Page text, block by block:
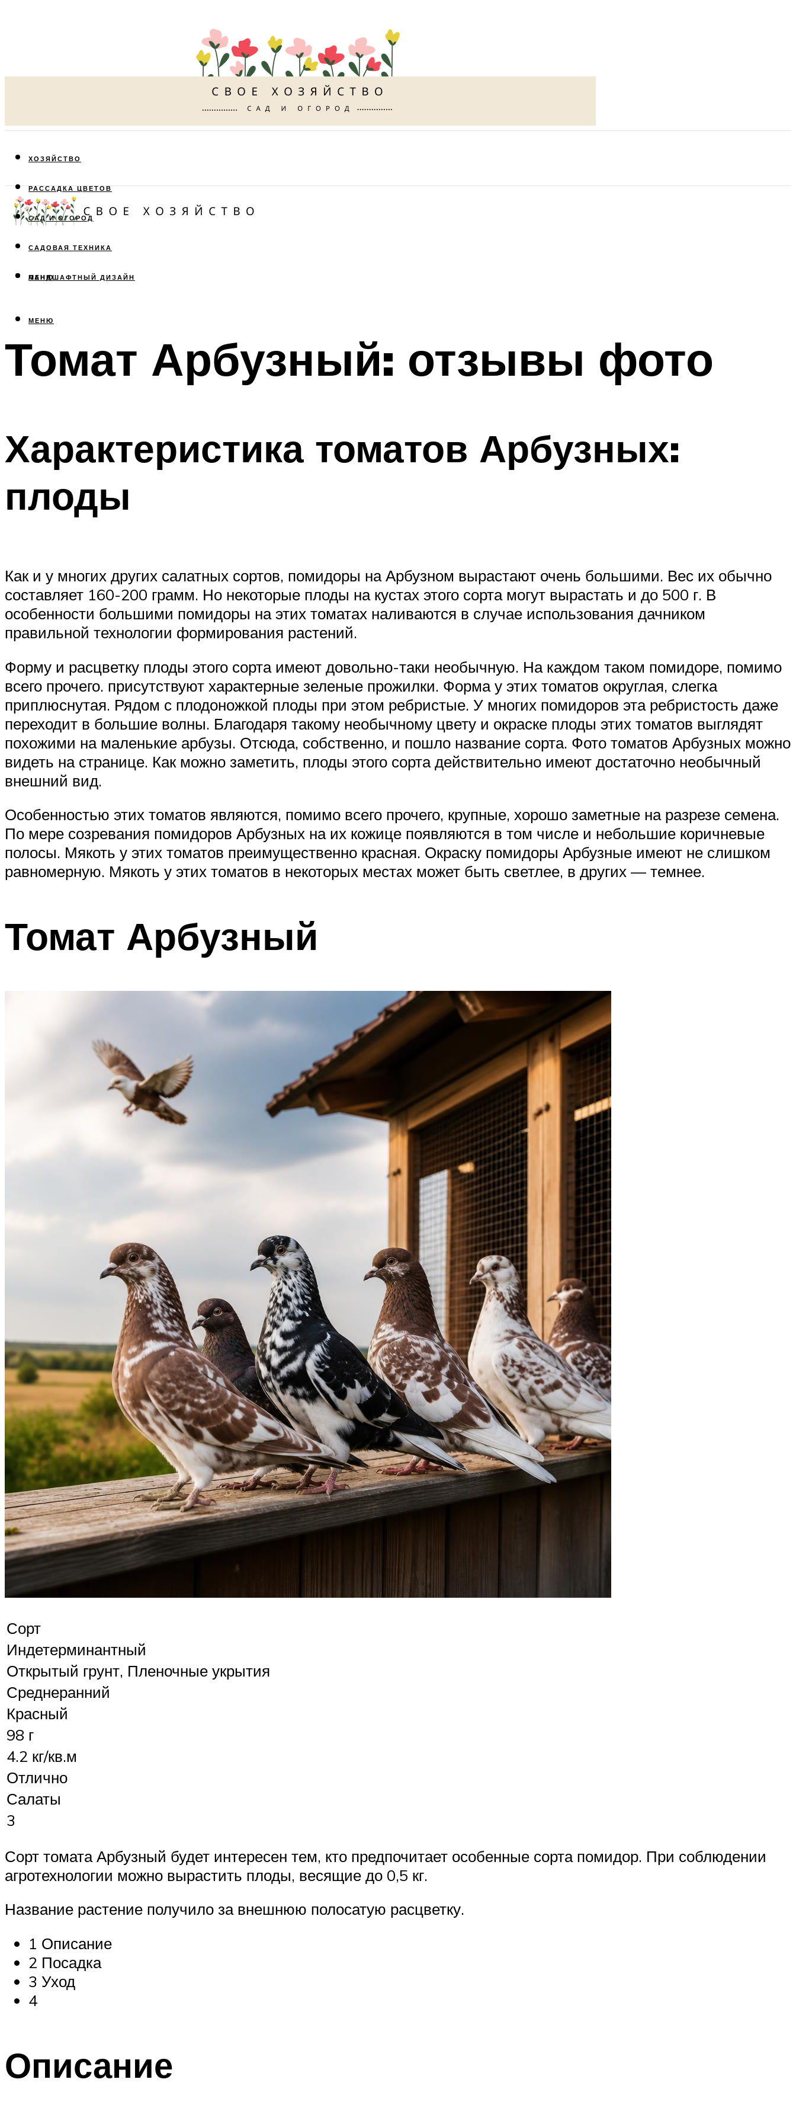
ХОЗЯЙСТВО
РАССАДКА ЦВЕТОВ
САД И ОГОРОД
САДОВАЯ ТЕХНИКА
ЛАНДШАФТНЫЙ ДИЗАЙН
МЕНЮ
МЕНЮ
Томат Арбузный: отзывы фото
Характеристика томатов Арбузных:
плоды
Как и у многих других салатных сортов, помидоры на Арбузном вырастают очень большими. Вес их обычно
составляет 160-200 грамм. Но некоторые плоды на кустах этого сорта могут вырастать и до 500 г. В
особенности большими помидоры на этих томатах наливаются в случае использования дачником
правильной технологии формирования растений.
Форму и расцветку плоды этого сорта имеют довольно-таки необычную. На каждом таком помидоре, помимо
всего прочего. присутствуют характерные зеленые прожилки. Форма у этих томатов округлая, слегка
приплюснутая. Рядом с плодоножкой плоды при этом ребристые. У многих помидоров эта ребристость даже
переходит в большие волны. Благодаря такому необычному цвету и окраске плоды этих томатов выглядят
похожими на маленькие арбузы. Отсюда, собственно, и пошло название сорта. Фото томатов Арбузных можно
видеть на странице. Как можно заметить, плоды этого сорта действительно имеют достаточно необычный
внешний вид.
Особенностью этих томатов являются, помимо всего прочего, крупные, хорошо заметные на разрезе семена.
По мере созревания помидоров Арбузных на их кожице появляются в том числе и небольшие коричневые
полосы. Мякоть у этих томатов преимущественно красная. Окраску помидоры Арбузные имеют не слишком
равномерную. Мякоть у этих томатов в некоторых местах может быть светлее, в других — темнее.
Томат Арбузный
Сорт
Индетерминантный
Открытый грунт, Пленочные укрытия
Среднеранний
Красный
98 г
4.2 кг/кв.м
Отлично
Салаты
3
Сорт томата Арбузный будет интересен тем, кто предпочитает особенные сорта помидор. При соблюдении
агротехнологии можно вырастить плоды, весящие до 0,5 кг.
Название растение получило за внешнюю полосатую расцветку.
1 Описание
2 Посадка
3 Уход
4
Описание